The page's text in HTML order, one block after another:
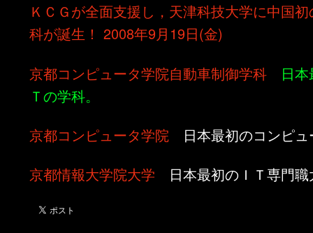
ＫＣＧが全面支援し，天津科技大学に中国
科が誕生！ 2008年9月19日(金)
京都コンピュータ学院自動車制御学科 日本
Ｔの学科。
京都コンピュータ学院 日本最初のコンピ
京都情報大学院大学 日本最初のＩＴ専門職